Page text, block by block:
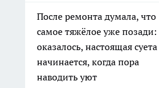
После ремонта думала, что
самое тяжёлое уже позади:
оказалось, настоящая суета
начинается, когда пора
наводить уют